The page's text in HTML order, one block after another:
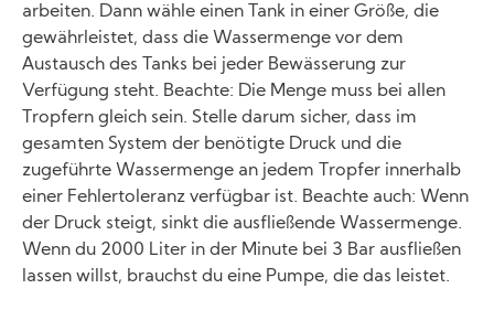
arbeiten. Dann wähle einen Tank in einer Größe, die
gewährleistet, dass die Wassermenge vor dem
Austausch des Tanks bei jeder Bewässerung zur
Verfügung steht. Beachte: Die Menge muss bei allen
Tropfern gleich sein. Stelle darum sicher, dass im
gesamten System der benötigte Druck und die
zugeführte Wassermenge an jedem Tropfer innerhalb
einer Fehlertoleranz verfügbar ist. Beachte auch: Wenn
der Druck steigt, sinkt die ausfließende Wassermenge.
Wenn du 2000 Liter in der Minute bei 3 Bar ausfließen
lassen willst, brauchst du eine Pumpe, die das leistet.